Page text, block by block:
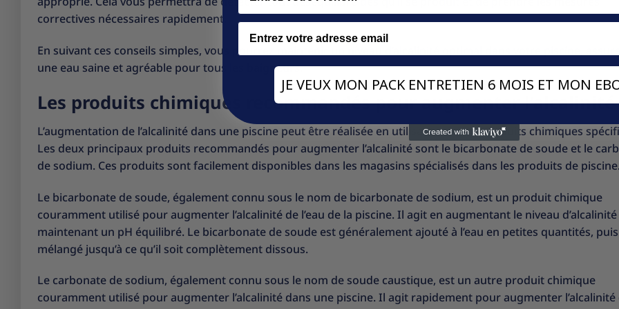
correctives nécessaires rapidement.
En suivant ces conseils simples, vous pourrez maintenir un niveau d’alcalinité optimal dans votre piscine,
une eau saine et agréable pour tous les baigneurs.
Les produits chimiques recommandés pour augmenter l’alcalinité
L’augmentation de l’alcalinité dans une piscine peut être réalisée en utilisant certains produits chimiques
Les deux principaux produits recommandés pour augmenter l’alcalinité sont le bicarbonate de soude et le
de sodium. Ces produits sont facilement disponibles dans les magasins spécialisés dans les produits de piscine.
Le bicarbonate de soude, également connu sous le nom de bicarbonate de sodium, est un produit chimique
couramment utilisé pour augmenter l’alcalinité de l’eau de la piscine. Il agit en augmentant le niveau
maintenant un pH équilibré. Le bicarbonate de soude est généralement ajouté à l’eau en petites quantités, puis
mélangé jusqu’à ce qu’il soit complètement dissous.
Le carbonate de sodium, également connu sous le nom de soude caustique, est un autre produit chimique
couramment utilisé pour augmenter l’alcalinité dans une piscine. Il agit rapidement pour augmenter
Email
JE VEUX MON PACK ENTRETIEN 6 MOIS ET MON